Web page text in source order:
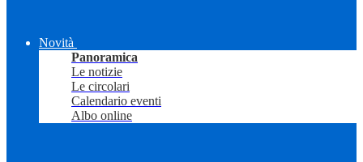
Novità
Panoramica
Le notizie
Le circolari
Calendario eventi
Albo online